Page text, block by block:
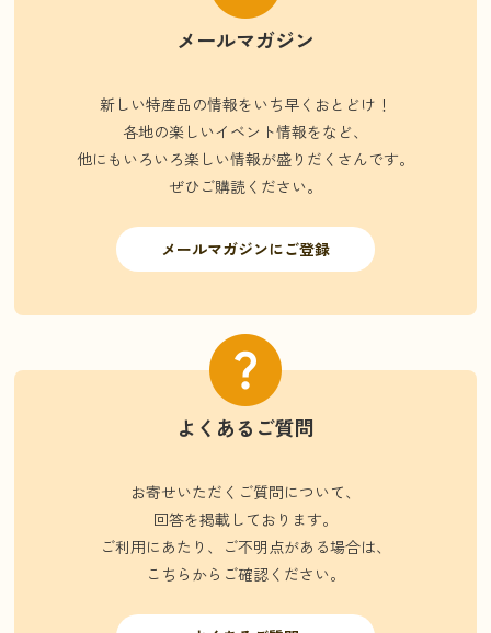
メールマガジン
新しい特産品の情報をいち早くおとどけ！
各地の楽しいイベント情報をなど、
他にもいろいろ楽しい情報が盛りだくさんです。
ぜひご購読ください。
メールマガジンにご登録
よくあるご質問
お寄せいただくご質問について、
回答を掲載しております。
ご利用にあたり、ご不明点がある場合は、
こちらからご確認ください。